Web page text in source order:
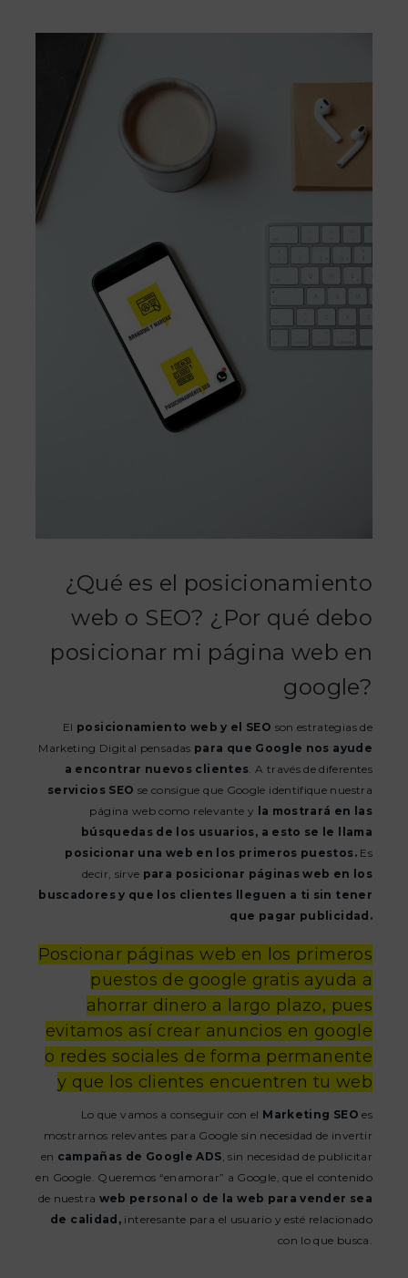
¿Qué es el posicionamiento
web o SEO? ¿Por qué debo
posicionar mi página web en
google?
El posicionamiento web y el SEO son estrategias de
Marketing Digital pensadas para que Google nos ayude
a encontrar nuevos clientes . A través de diferentes
servicios SEO se consigue que Google identifique nuestra
página web como relevante y
la mostrará en las
búsquedas de los usuarios, a esto se le llama
posicionar una web en los primeros puestos.Es
decir, sirve para posicionar páginas web en los
buscadores y que los clientes lleguen a ti sin tener
que pagar publicidad.
Poscionar páginas web en los primeros
puestos de google gratis ayuda a
ahorrar dinero a largo plazo, pues
evitamos así crear anuncios en google
o redes sociales de forma permanente
y que los clientes encuentren tu web
Lo que vamos a conseguir con el Marketing SEOes
mostrarnos relevantes para Google sin necesidad de invertir
en campañas de Google ADS , sin necesidad de publicitar
en Google. Queremos “enamorar” a Google, que el contenido
de nuestra web personal o de la web para vender sea
de calidad, interesante para el usuario y esté relacionado
con lo que busca.